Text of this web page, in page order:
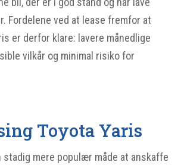
Fordelene ved at lease fremfor at
er derfor klare: lavere månedlige
vilkår og minimal risiko for
Toyota Yaris
stadig mere populær måde at anskaffe